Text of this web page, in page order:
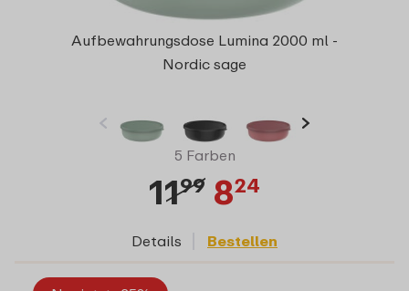
Aufbewahrungsdose Lumina 2000 ml -
Nordic sage
5 Farben
1199 824
Details Bestellen